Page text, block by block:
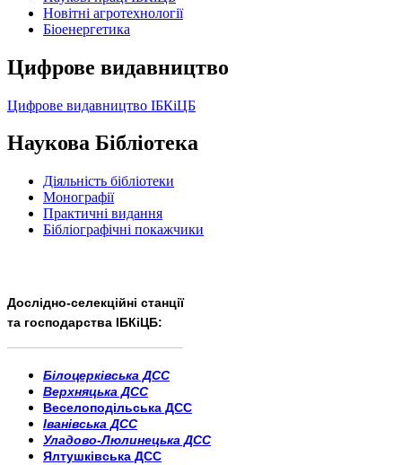
Новітні агротехнології
Бiоенергетика
Цифрове видавництво
Цифрове видавництво ІБКіЦБ
Наукова Бібліотека
Діяльність бібліотеки
Монографії
Практичні видання
Бібліографічні покажчики
Дослідно-селекційні станції
та господарства ІБКіЦБ:
Білоцерківська ДСС
Верхняцька ДСС
Веселоподільська ДСС
Іванівська ДСС
Уладово-Люлинецька ДСС
Ялтушківська ДСС